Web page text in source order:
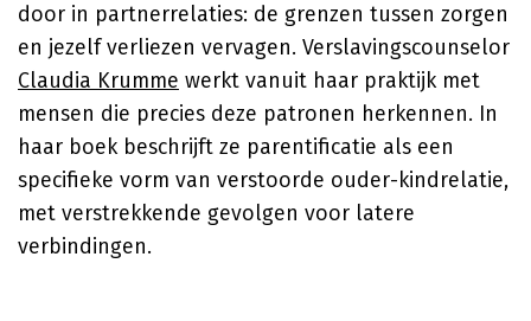
door in partnerrelaties: de grenzen tussen zorgen
en jezelf verliezen vervagen. Verslavingscounselor
Claudia Krumme werkt vanuit haar praktijk met
mensen die precies deze patronen herkennen. In
haar boek beschrijft ze parentificatie als een
specifieke vorm van verstoorde ouder-kindrelatie,
met verstrekkende gevolgen voor latere
verbindingen.